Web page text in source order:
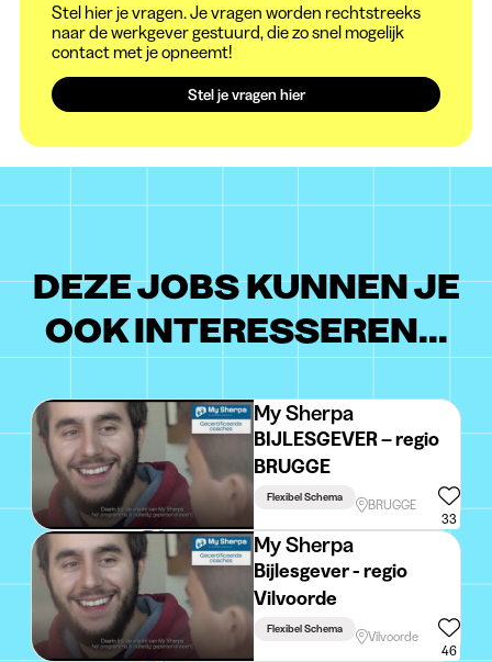
Stel hier je vragen. Je vragen worden rechtstreeks
naar de werkgever gestuurd, die zo snel mogelijk
contact met je opneemt!
Stel je vragen hier
DEZE JOBS KUNNEN JE
OOK INTERESSEREN...
My Sherpa
BIJLESGEVER – regio
BRUGGE
Flexibel Schema
BRUGGE
33
My Sherpa
Bijlesgever - regio
Vilvoorde
Flexibel Schema
Vilvoorde
46